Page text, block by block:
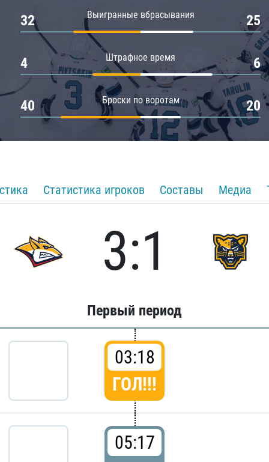
Выигранные вбрасывания
32 25
Штрафное время
4 6
Броски по воротам
40 20
Статистика игроков Составы Медиа
3:1
Первый период
03:18
ГОЛ!!!
05:17